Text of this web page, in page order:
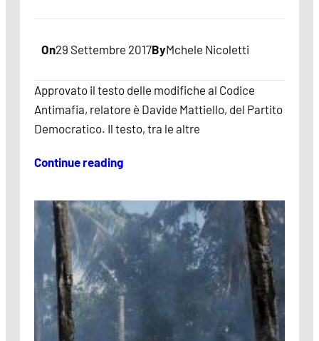
On29 Settembre 2017ByMchele Nicoletti
Approvato il testo delle modifiche al Codice
Antimafia, relatore è Davide Mattiello, del Partito
Democratico. Il testo, tra le altre
Continue reading